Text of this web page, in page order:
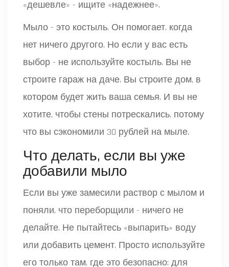
«дешевле» - ищите «надежнее».
Мыло - это костыль. Он помогает, когда
нет ничего другого. Но если у вас есть
выбор - не используйте костыль. Вы не
строите гараж на даче. Вы строите дом, в
котором будет жить ваша семья. И вы не
хотите, чтобы стены потрескались, потому
что вы сэкономили 30 рублей на мыле.
Что делать, если вы уже
добавили мыло
Если вы уже замесили раствор с мылом и
поняли, что переборщили - ничего не
делайте. Не пытайтесь «выпарить» воду
или добавить цемент. Просто используйте
его только там, где это безопасно: для